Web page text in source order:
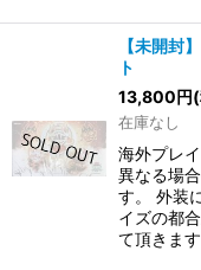
【未開封
ト
13,800円
在庫なし
海外プレ
異なる場
す。 外装
イズの都
て頂きま